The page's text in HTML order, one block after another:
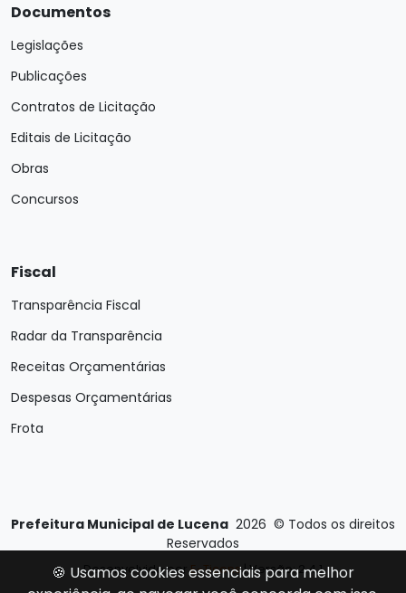
Documentos
Legislações
Publicações
Contratos de Licitação
Editais de Licitação
Obras
Concursos
Fiscal
Transparência Fiscal
Radar da Transparência
Receitas Orçamentárias
Despesas Orçamentárias
Frota
Prefeitura Municipal de Lucena 2026 © Todos os direitos
Reservados
Desenvolvido porE-Ticons| Versão: 2.4.1
🍪 Usamos cookies essenciais para melhor